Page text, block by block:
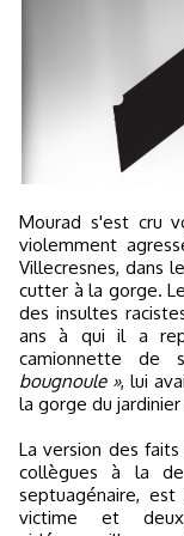
Mourad s'est cru voir partir. Un homme âgé de 75 ans a
violemment
Villecresnes, dans
cutter à la gorge.
des insultes
ans à qui il a
camionnette de
bougnoule », lui
la gorge du
La version des
collègues à la
septuagénaire,
victime et